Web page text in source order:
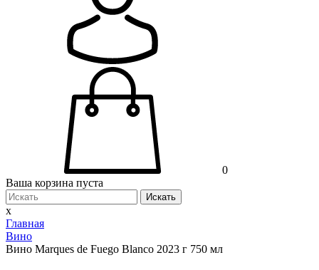
0
Ваша корзина пуста
Искать
x
Главная
Вино
Вино Marques de Fuego Blanco 2023 г 750 мл